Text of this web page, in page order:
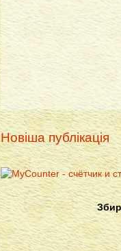
Новіша публікація